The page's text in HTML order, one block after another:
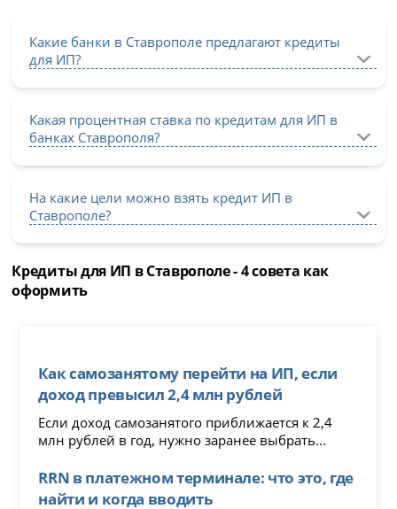
Какие банки в Ставрополе предлагают кредиты
для ИП?
Какая процентная ставка по кредитам для ИП в
банках Ставрополя?
На какие цели можно взять кредит ИП в
Ставрополе?
Кредиты для ИП в Ставрополе - 4 совета как
оформить
Как самозанятому перейти на ИП, если
доход превысил 2,4 млн рублей
Если доход самозанятого приближается к 2,4
млн рублей в год, нужно заранее выбрать...
RRN в платежном терминале: что это, где
найти и когда вводить